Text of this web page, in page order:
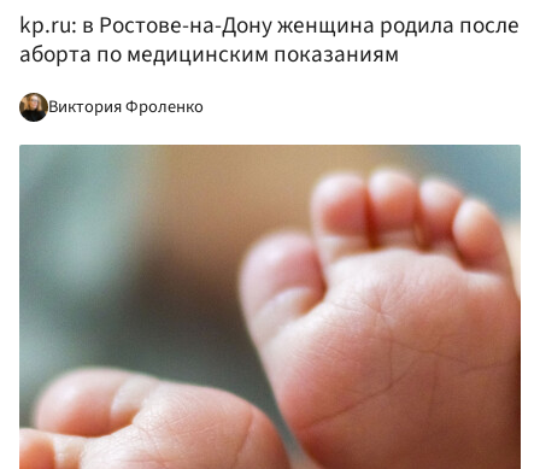
kp.ru: в Ростове-на-Дону женщина родила после
аборта по медицинским показаниям
Виктория Фроленко